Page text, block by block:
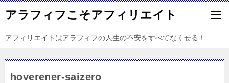
アラフィフこそアフィリエイト
アフィリエイトはアラフィフの人生の不安をすべてなくせる！
hoverener-saizero